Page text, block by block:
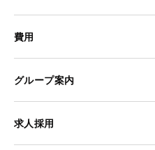
費用
グループ案内
求人採用